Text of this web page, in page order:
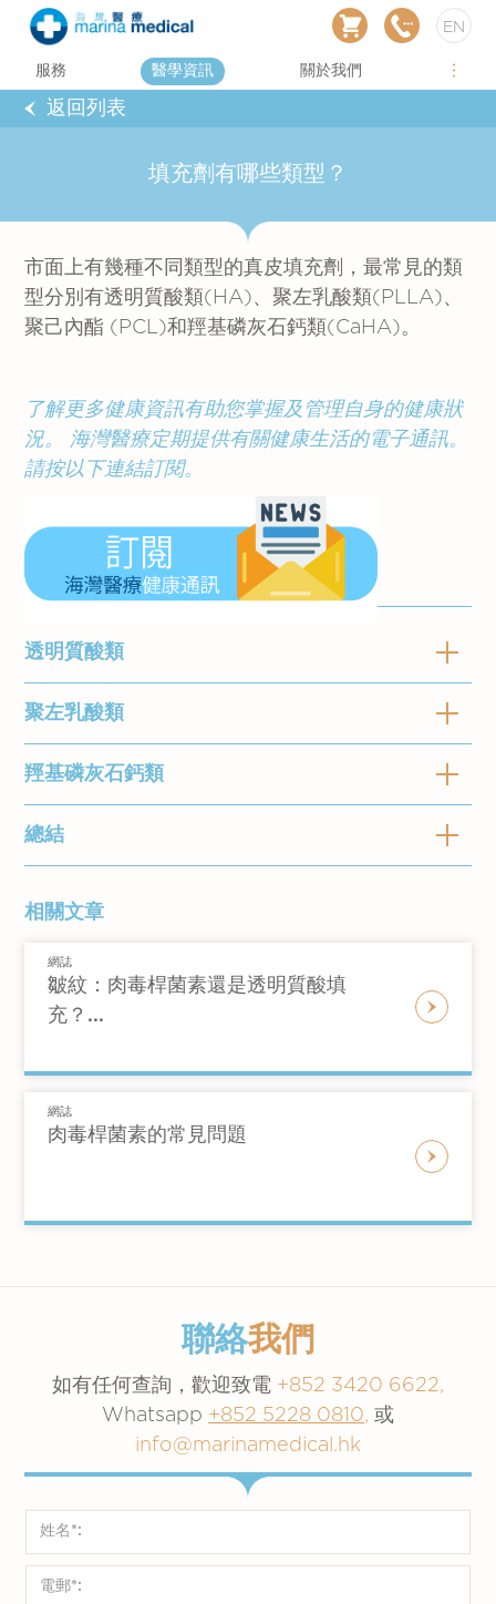
EN
服務 醫學資訊 關於我們
返回列表
填充劑有哪些類型？
市面上有幾種不同類型的真皮填充劑，最常見的類
型分別有透明質酸類(HA)、聚左乳酸類(PLLA)、
聚己內酯 (PCL)和羥基磷灰石鈣類(CaHA)。
了解更多健康資訊有助您掌握及管理自身的健康狀
況。
海灣醫療定期提供有關健康生活的電子通訊。
請按以下連結訂閱。
透明質酸類
產品包括： Juvederm, Restylane, Belotero
內，有助於保持我們的皮膚看起來豐滿、水潤和
注射透明質酸可用於改善皮膚輪廓，減少因疤
痕、受傷或細紋而造成的皮膚凹陷。 以下臉部
情況可以得到明顯改善：
臉頰凹陷
法令紋
木偶紋
透明質酸也存在於一些軟骨和關節液以及皮膚組
織中。經過提取和重新配製，現已成為最流行的
可注射填充劑之一。 透明質酸經常被注射到關
節炎患者疼痛的關節中，以緩解疼痛并提供額外
聚左乳酸類
產品包括：Sculptra
無毒、可生物降解的物質作為縫合材料已有四十
聚左乳酸在臉部下半部分效果特別好，可用於：
填補皺紋
治療深層法令紋
可能仍然需要偶爾進行療程。
羥基磷灰石鈣類
產品包括：
羥基磷灰石鈣天然存在於人體骨骼中，效果長達
於：
中度至重度的皺紋：法令紋、木偶紋、眉
增強臉頰豐盈度和面部輪廓
羥基磷灰石鈣由生物合成生產，所以不是動物產
無需進行皮膚測試。這種真皮填充劑以高度自然
總結
例如，較軟的填充劑適用於嘴唇，而較堅固的填
充劑可能適用於顴骨和下顎。
型和用量。
使用市面上填充劑是一個簡單的日常程序，可以
有效地改善外觀。這些真皮填充劑的風險和副作
相關文章
網誌
皺紋：肉毒桿菌素還是透明質酸填
充？...
網誌
肉毒桿菌素的常見問題
聯絡我們
如有任何查詢，歡迎致電 +852 3420 6622,
Whatsapp +852 5228 0810, 或
info@marinamedical.hk